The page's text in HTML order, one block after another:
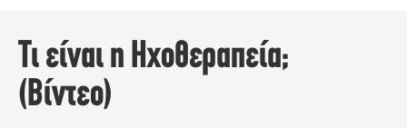
Τι είναι η Ηχοθεραπεία;
(Βίντεο)